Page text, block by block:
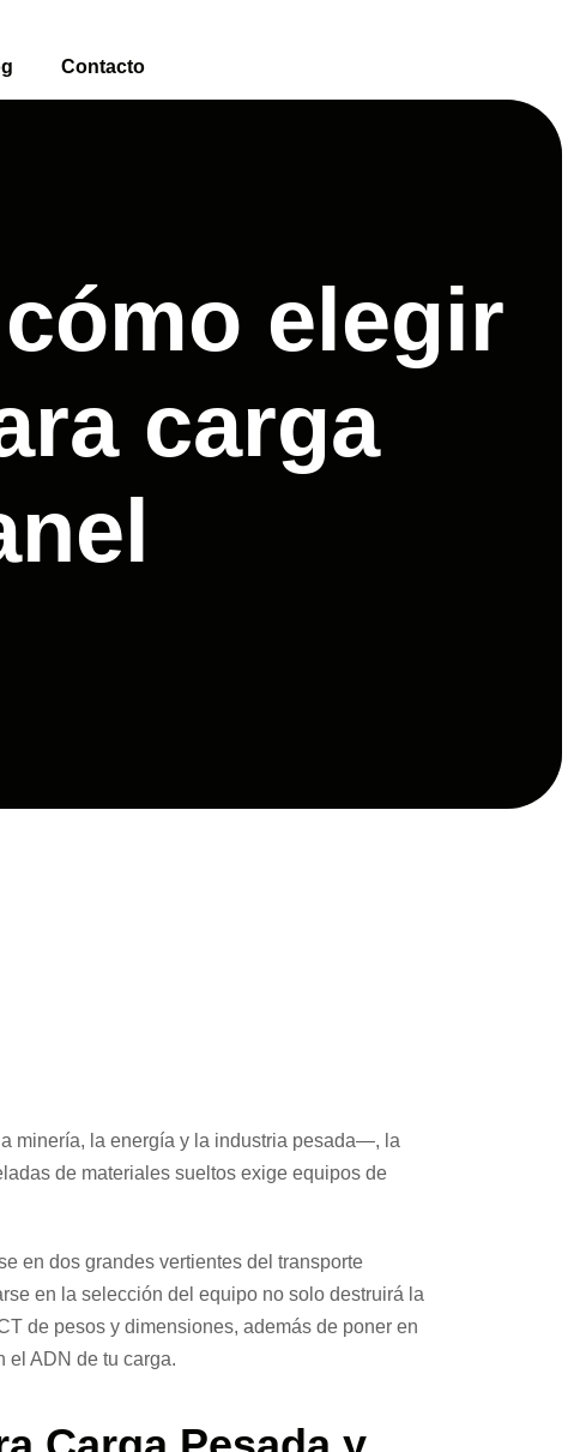
Contacto
elegir
carga
minería, la energía y la industria pesada—, la
de materiales sueltos exige equipos de
en dos grandes vertientes del transporte
en la selección del equipo no solo destruirá la
de pesos y dimensiones, además de poner en
el ADN de tu carga.